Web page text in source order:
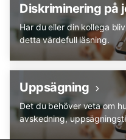
Diskriminering på
Har du eller din kollega
detta värdefull läsning.
Uppsägning
Det du behöver veta om
avskedning,